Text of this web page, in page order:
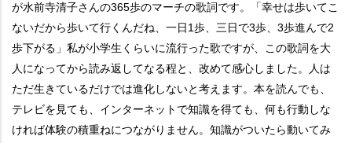
が水前寺清子さんの365歩のマーチの歌詞です。「幸せは歩いてこ
ないだから歩いて行くんだね、一日1歩、三日で3歩、3歩進んで2
歩下がる」私が小学生くらいに流行った歌ですが、この歌詞を大
人になってから読み返してなる程と、改めて感心しました。人は
ただ生きているだけでは進化しないと考えます。本を読んでも、
テレビを見ても、インターネットで知識を得ても、何も行動しな
ければ体験の積重ねにつながりません。知識がついたら動いてみ